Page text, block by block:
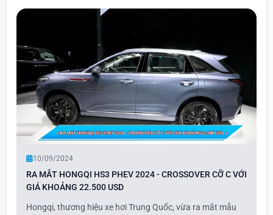
10/09/2024
RA MẮT HONGQI HS3 PHEV 2024 - CROSSOVER CỠ C VỚI
GIÁ KHOẢNG 22.500 USD
Hongqi, thương hiệu xe hơi Trung Quốc, vừa ra mắt mẫu